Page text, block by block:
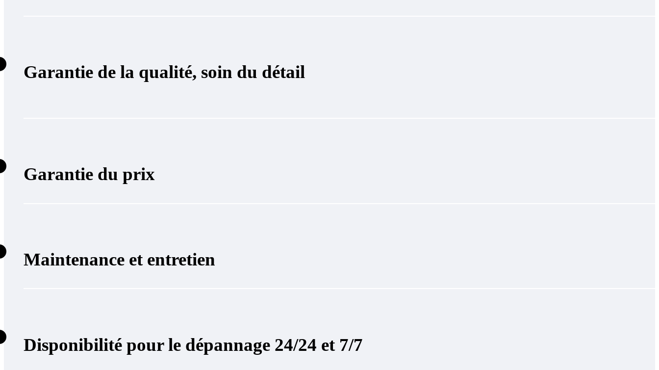
Garantie de la qualité, soin du détail
Garantie du prix
Maintenance et entretien
Disponibilité pour le dépannage 24/24 et 7/7